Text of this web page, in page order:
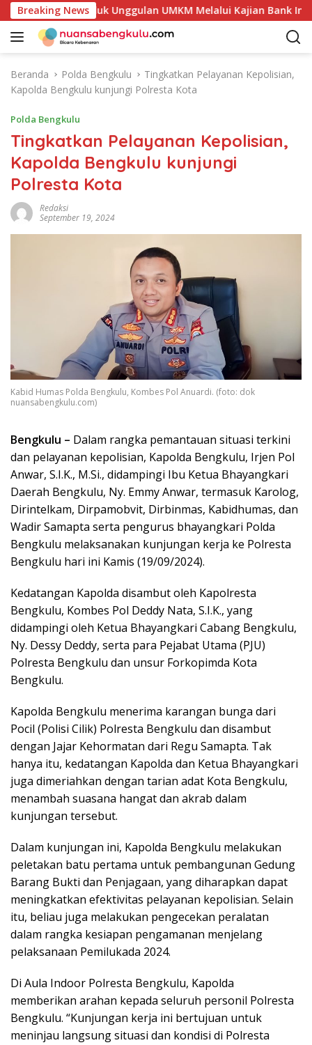
a
Breaking News
Potensi Produk Unggulan UMKM Melalui Kajian Bank
Beranda Polda Bengkulu
Tingkatkan Pelayanan Kepolisian,
Kapolda Bengkulu kunjungi Polresta Kota
Polda Bengkulu
Tingkatkan Pelayanan Kepolisian,
Kapolda Bengkulu kunjungi
Polresta Kota
Redaksi
September 19, 2024
Kabid Humas Polda Bengkulu, Kombes Pol Anuardi. (foto: dok
nuansabengkulu.com)
Bengkulu – Dalam rangka pemantauan situasi terkini
dan pelayanan kepolisian, Kapolda Bengkulu, Irjen Pol
Anwar, S.I.K., M.Si., didampingi Ibu Ketua Bhayangkari
Daerah Bengkulu, Ny. Emmy Anwar, termasuk Karolog,
Dirintelkam, Dirpamobvit, Dirbinmas, Kabidhumas, dan
Wadir Samapta serta pengurus bhayangkari Polda
Bengkulu melaksanakan kunjungan kerja ke Polresta
Bengkulu hari ini Kamis (19/09/2024).
Kedatangan Kapolda disambut oleh Kapolresta
Bengkulu, Kombes Pol Deddy Nata, S.I.K., yang
didampingi oleh Ketua Bhayangkari Cabang Bengkulu,
Ny. Dessy Deddy, serta para Pejabat Utama (PJU)
Polresta Bengkulu dan unsur Forkopimda Kota
Bengkulu.
Kapolda Bengkulu menerima karangan bunga dari
Pocil (Polisi Cilik) Polresta Bengkulu dan disambut
dengan Jajar Kehormatan dari Regu Samapta. Tak
hanya itu, kedatangan Kapolda dan Ketua Bhayangkari
juga dimeriahkan dengan tarian adat Kota Bengkulu,
menambah suasana hangat dan akrab dalam
kunjungan tersebut.
Dalam kunjungan ini, Kapolda Bengkulu melakukan
peletakan batu pertama untuk pembangunan Gedung
Barang Bukti dan Penjagaan, yang diharapkan dapat
meningkatkan efektivitas pelayanan kepolisian. Selain
itu, beliau juga melakukan pengecekan peralatan
dalam rangka kesiapan pengamanan menjelang
pelaksanaan Pemilukada 2024.
Di Aula Indoor Polresta Bengkulu, Kapolda
memberikan arahan kepada seluruh personil Polresta
Bengkulu. “Kunjungan kerja ini bertujuan untuk
meninjau langsung situasi dan kondisi di Polresta